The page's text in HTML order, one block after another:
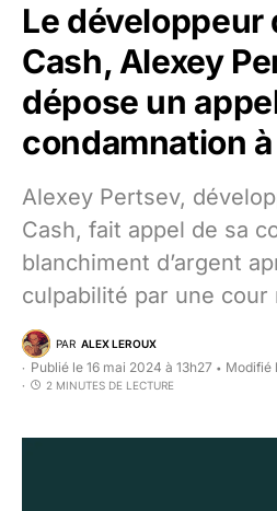
Le développeur
Cash, Alexey
dépose un
condamnation
Alexey Pertsev,
Cash, fait appel de sa
blanchiment d’argent
culpabilité par une cour
PAR ALEX LEROUX
Publié le 16 mai 2024 à 13h27 • Modifié
2 MINUTES DE LECTURE